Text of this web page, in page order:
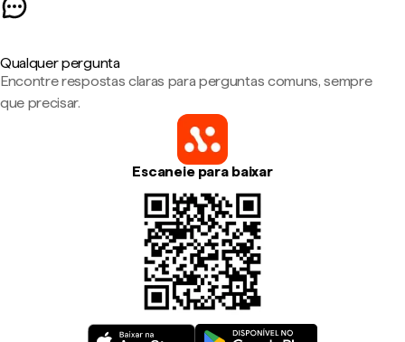
Qualquer pergunta
Encontre respostas claras para perguntas comuns, sempre
que precisar.
Escaneie para baixar